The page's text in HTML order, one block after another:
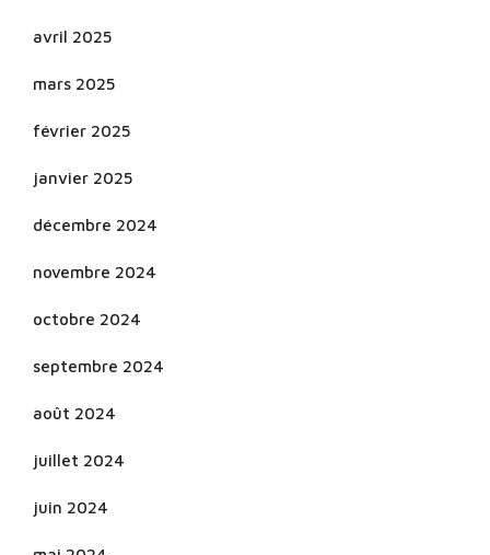
avril 2025
mars 2025
février 2025
janvier 2025
décembre 2024
novembre 2024
octobre 2024
septembre 2024
août 2024
juillet 2024
juin 2024